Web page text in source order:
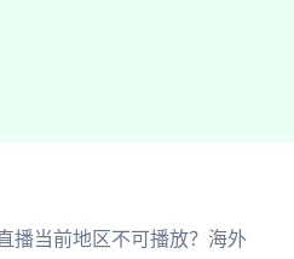
播当前地区不可播放？海外